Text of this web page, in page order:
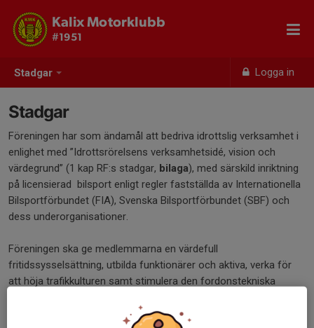
Stadgar Logga in
Kalix Motorklubb
#1951
Stadgar
Föreningen har som ändamål att bedriva idrottslig verksamhet i
enlighet med ”Idrottsrörelsens verksamhetsidé, vision och
värdegrund” (1 kap RF:s stadgar, bilaga), med särskild inriktning
på licensierad bilsport enligt regler fastställda av Internationella
Bilsportförbundet (FIA), Svenska Bilsportförbundet (SBF) och
dess underorganisationer.
Föreningen ska ge medlemmarna en värdefull
fritidssysselsättning, utbilda funktionärer och aktiva, verka för
att höja trafikkulturen samt stimulera den fordonstekniska